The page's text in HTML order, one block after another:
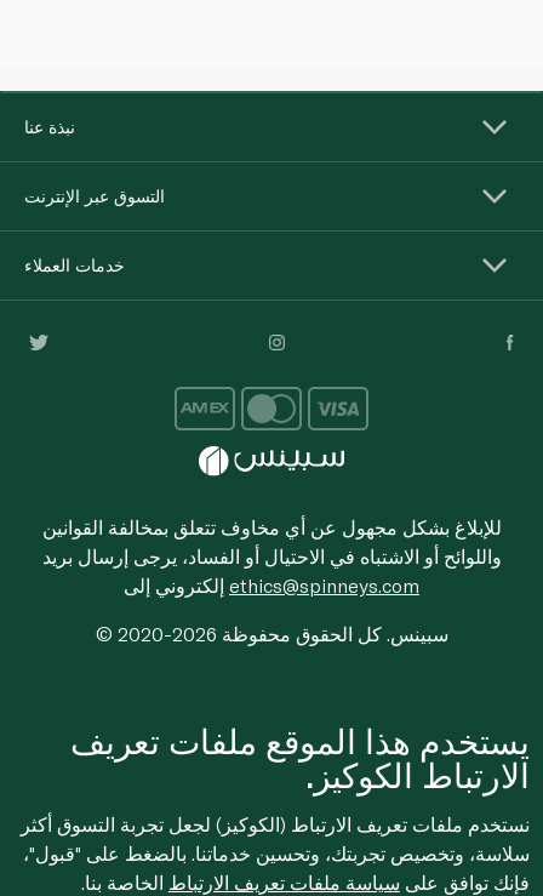
نبذة عنا
التسوق عبر الإنترنت
خدمات العملاء
للإبلاغ بشكل مجهول عن أي مخاوف تتعلق بمخالفة القوانين
واللوائح أو الاشتباه في الاحتيال أو الفساد، يرجى إرسال بريد
ethics@spinneys.com
© 2020-2026 سبينس. كل الحقوق محفوظة
يستخدم هذا الموقع ملفات تعريف
الارتباط الكوكيز.
نستخدم ملفات تعريف الارتباط (الكوكيز) لجعل تجربة التسوق أكثر
سلاسة، وتخصيص تجربتك، وتحسين خدماتنا. بالضغط على "قبول"،
فإنك توافق على سياسة ملفات تعريف الارتباط الخاصة بنا.